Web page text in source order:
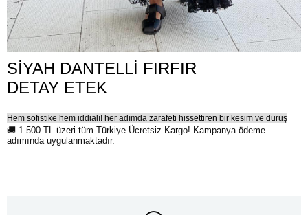
SİYAH DANTELLİ FIRFIR
DETAY ETEK
Hem sofistike hem iddialı! her adımda zarafeti hissettiren bir kesim ve duruş